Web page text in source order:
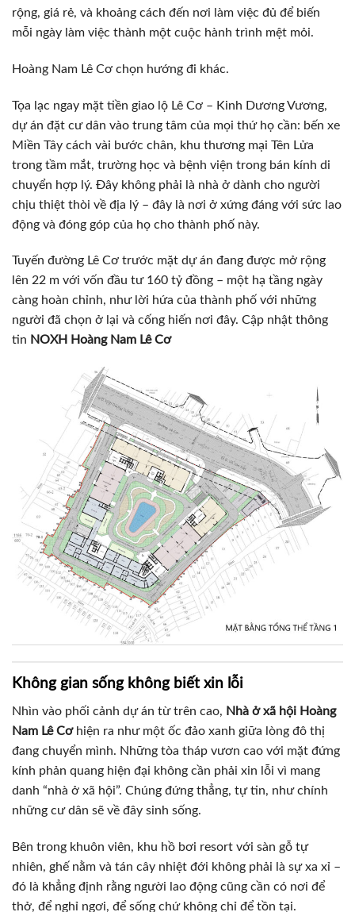
rộng, giá rẻ, và khoảng cách đến nơi làm việc đủ để biến
mỗi ngày làm việc thành một cuộc hành trình mệt mỏi.
Hoàng Nam Lê Cơ chọn hướng đi khác.
Tọa lạc ngay mặt tiền giao lộ Lê Cơ – Kinh Dương Vương,
dự án đặt cư dân vào trung tâm của mọi thứ họ cần: bến xe
Miền Tây cách vài bước chân, khu thương mại Tên Lửa
trong tầm mắt, trường học và bệnh viện trong bán kính di
chuyển hợp lý. Đây không phải là nhà ở dành cho người
chịu thiệt thòi về địa lý – đây là nơi ở xứng đáng với sức lao
động và đóng góp của họ cho thành phố này.
Tuyến đường Lê Cơ trước mặt dự án đang được mở rộng
lên 22 m với vốn đầu tư 160 tỷ đồng – một hạ tầng ngày
càng hoàn chỉnh, như lời hứa của thành phố với những
người đã chọn ở lại và cống hiến nơi đây. Cập nhật thông
tin NOXH Hoàng Nam Lê Cơ
Không gian sống không biết xin lỗi
Nhìn vào phối cảnh dự án từ trên cao, Nhà ở xã hội Hoàng
Nam Lê Cơhiện ra như một ốc đảo xanh giữa lòng đô thị
đang chuyển mình. Những tòa tháp vươn cao với mặt đứng
kính phản quang hiện đại không cần phải xin lỗi vì mang
danh “nhà ở xã hội”. Chúng đứng thẳng, tự tin, như chính
những cư dân sẽ về đây sinh sống.
Bên trong khuôn viên, khu hồ bơi resort với sàn gỗ tự
nhiên, ghế nằm và tán cây nhiệt đới không phải là sự xa xỉ –
đó là khẳng định rằng người lao động cũng cần có nơi để
thở, để nghỉ ngơi, để sống chứ không chỉ để tồn tại.